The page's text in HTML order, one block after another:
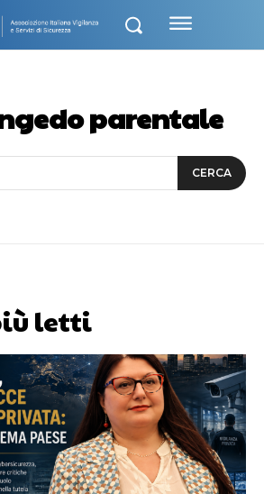
parentale
CERCA
letti